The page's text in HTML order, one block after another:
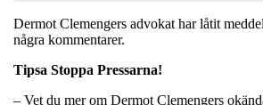
Dermot Clemengers advokat har låtit
några kommentarer.
Tipsa Stoppa Pressarna!
– Vet du mer om Dermot Clemengers